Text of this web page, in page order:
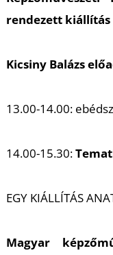
rendezett kiállítás
Kicsiny Balázs
13.00-14.00:
14.00-15.30:
EGY KIÁLLÍTÁS
Magyar